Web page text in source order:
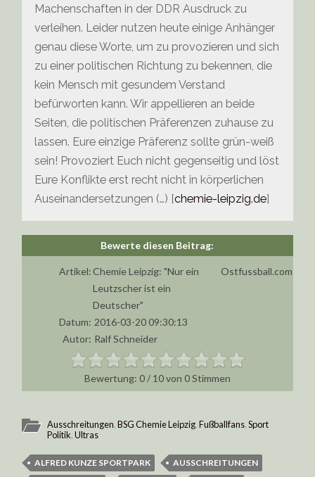
Machenschaften in der DDR Ausdruck zu
verleihen. Leider nutzen heute einige Anhänger
genau diese Worte, um zu provozieren und sich
zu einer politischen Richtung zu bekennen, die
kein Mensch mit gesundem Verstand
befürworten kann. Wir appellieren an beide
Seiten, die politischen Präferenzen zuhause zu
lassen. Eure einzige Präferenz sollte grün-weiß
sein! Provoziert Euch nicht gegenseitig und löst
Eure Konflikte erst recht nicht in körperlichen
Auseinandersetzungen (…) [chemie-leipzig.de]
Artikel:Chemie Leipzig: "Nur ein
Leutzscher ist ein
Deutscher"
Ostfussball.com
Datum: 2016-03-20 09:30:13
Autor: Ralf Schneider
0/ 10von 0Stimmen
Ausschreitungen,BSG Chemie Leipzig,Fußballfans,Sport
Politik,Ultras
ALFRED KUNZE SPORTPARK
AUSSCHREITUNGEN